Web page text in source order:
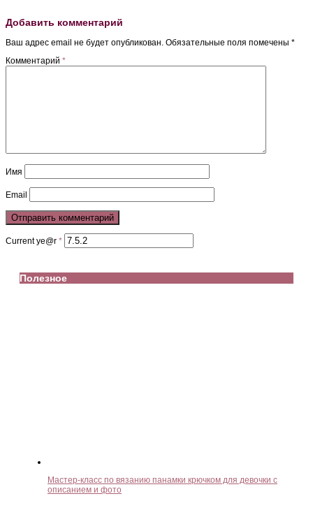
Добавить комментарий
Ваш адрес email не будет опубликован. Обязательные поля помечены *
Комментарий *
Имя
Email
Current ye@r *
Полезное
Мастер-класс по вязанию панамки крючком для девочки с
описанием и фото